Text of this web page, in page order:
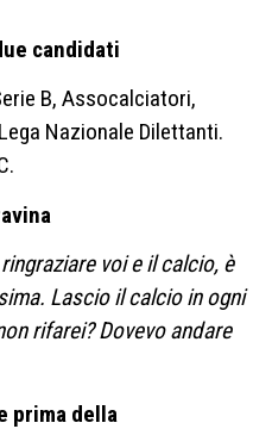
candidati
B, Assocalciatori,
Nazionale Dilettanti.
voi e il calcio, è
Lascio il calcio in ogni
rifarei? Dovevo andare
prima della